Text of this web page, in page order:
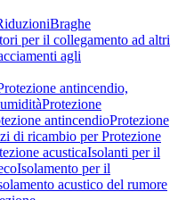
Braghe
per il collegamento ad altri
agli
antincendio,
Protezione
antincendioProtezione
di ricambio per Protezione
acusticaIsolanti per il
Isolamento per il
acustico del rumore